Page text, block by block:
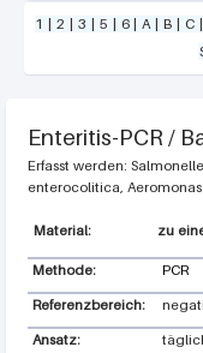
1 | 2 | 3 | 5 | 6 | A | B | C |
Enteritis-PCR /
Erfasst werden:
enterocolitica, Aeromonas
zu
Methode: PCR
Referenzbereich:
Ansatz: